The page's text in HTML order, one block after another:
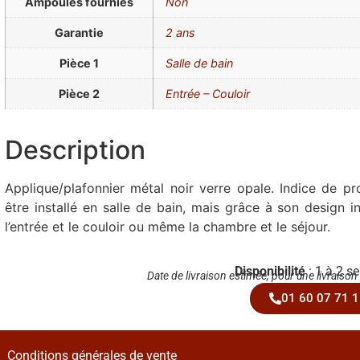
Garantie 2 ans
Pièce 1 Salle de bain
Pièce 2 Entrée – Couloir
Description
Applique/plafonnier métal noir verre opale. Indice de
être installé en salle de bain, mais grâce à son design
l’entrée et le couloir ou même la chambre et le séjour.
Disponibilité: 1 à 2
Date de livraison estimée, pour une
01 60 07 71
Conditions générales de vente